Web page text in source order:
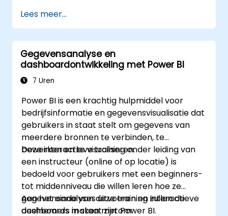
Lees meer...
Gegevensanalyse en
dashboardontwikkeling met Power BI
7 Uren
Power BI is een krachtig hulpmiddel voor
bedrijfsinformatie en gegevensvisualisatie dat
gebruikers in staat stelt om gegevens van
meerdere bronnen te verbinden, te
bewerken en te visualiseren.
Deze interactieve training onder leiding van
een instructeur (online of op locatie) is
bedoeld voor gebruikers met een beginners-
tot middenniveau die willen leren hoe ze
gegevensanalyses uitvoeren en interactieve
dashboards maken met Power BI.
Aan het einde van deze training zullen de
deelnemers in staat zijn om: